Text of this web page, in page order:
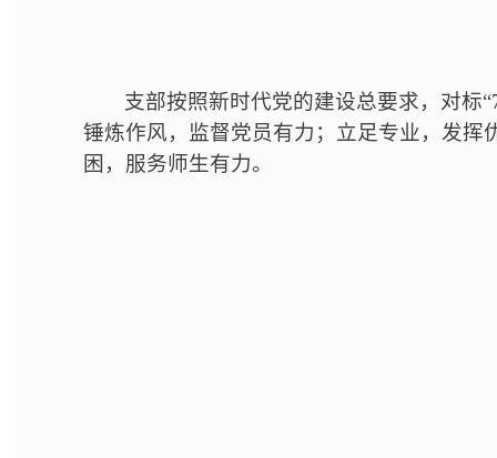
支部按照新时代党的建设总要求，对标
锤炼作风，监督党员有力；立足专业，发
困，服务师生有力。